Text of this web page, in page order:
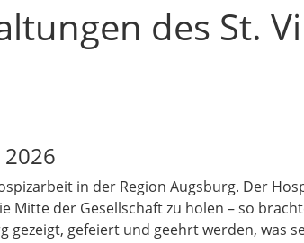
des St.
in der Region Augsburg. Der
Mitte der Gesellschaft zu holen – so
gezeigt, gefeiert und geehrt werden, was